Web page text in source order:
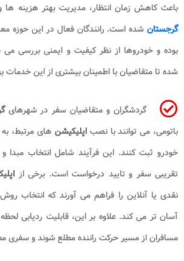
باعث کاهش زمان انتظار، مدیریت بهتر هزینه ها
گرجستان شده است. رانندگان فعال در این حوزه
بوده و خودروها از نظر کیفیت و ایمنی بررسی
شده تا متقاضیان با اطمینان بیشتری از این خدمات
گردشگران و متقاضیان سفر در شهرهای
باتومی، می توانند با نصباپلیکیشن های مرتبط،
خودرو ثبت کنند. این فرآیند شامل انتخاب
تقریبی سفر و تایید درخواست است. برخی از
نقدی یا آنلاین را فراهم می آورند که انتخاب روش
آسان تر می کند. علاوه بر این، قابلیت ردیابی
مسافران از مسیر حرکت راننده مطلع شوند و سفری